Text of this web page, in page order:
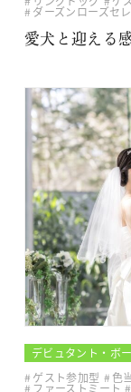
ダーズンローズセ
愛犬と迎える
デビュタント・ボ
ゲスト参加型
色
ファーストミート